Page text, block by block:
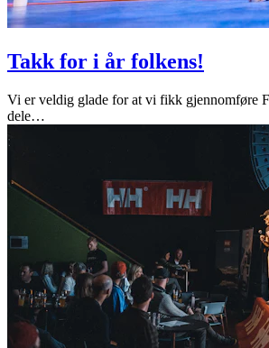
Takk for i år folkens!
Vi er veldig glade for at vi fikk gjennomføre
dele…